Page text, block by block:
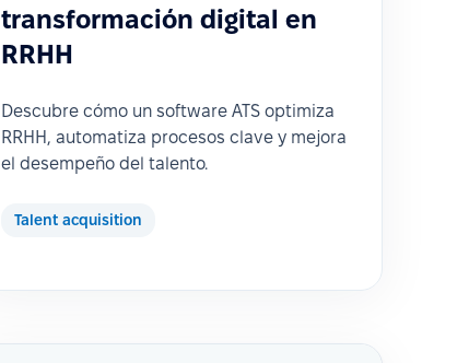
transformación digital en
RRHH
Descubre cómo un software ATS optimiza
RRHH, automatiza procesos clave y mejora
el desempeño del talento.
Talent acquisition